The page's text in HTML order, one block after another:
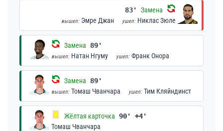
83' Замена
вышел: Эмре Джан ушел: Никлас Зюле
Замена 89'
вышел: Натан Нгуму ушел: Франк Онора
Замена 89'
вышел: Томаш Чванчара ушел: Тим Кляйндинст
Жёлтая карточка 90' +4'
Томаш Чванчара